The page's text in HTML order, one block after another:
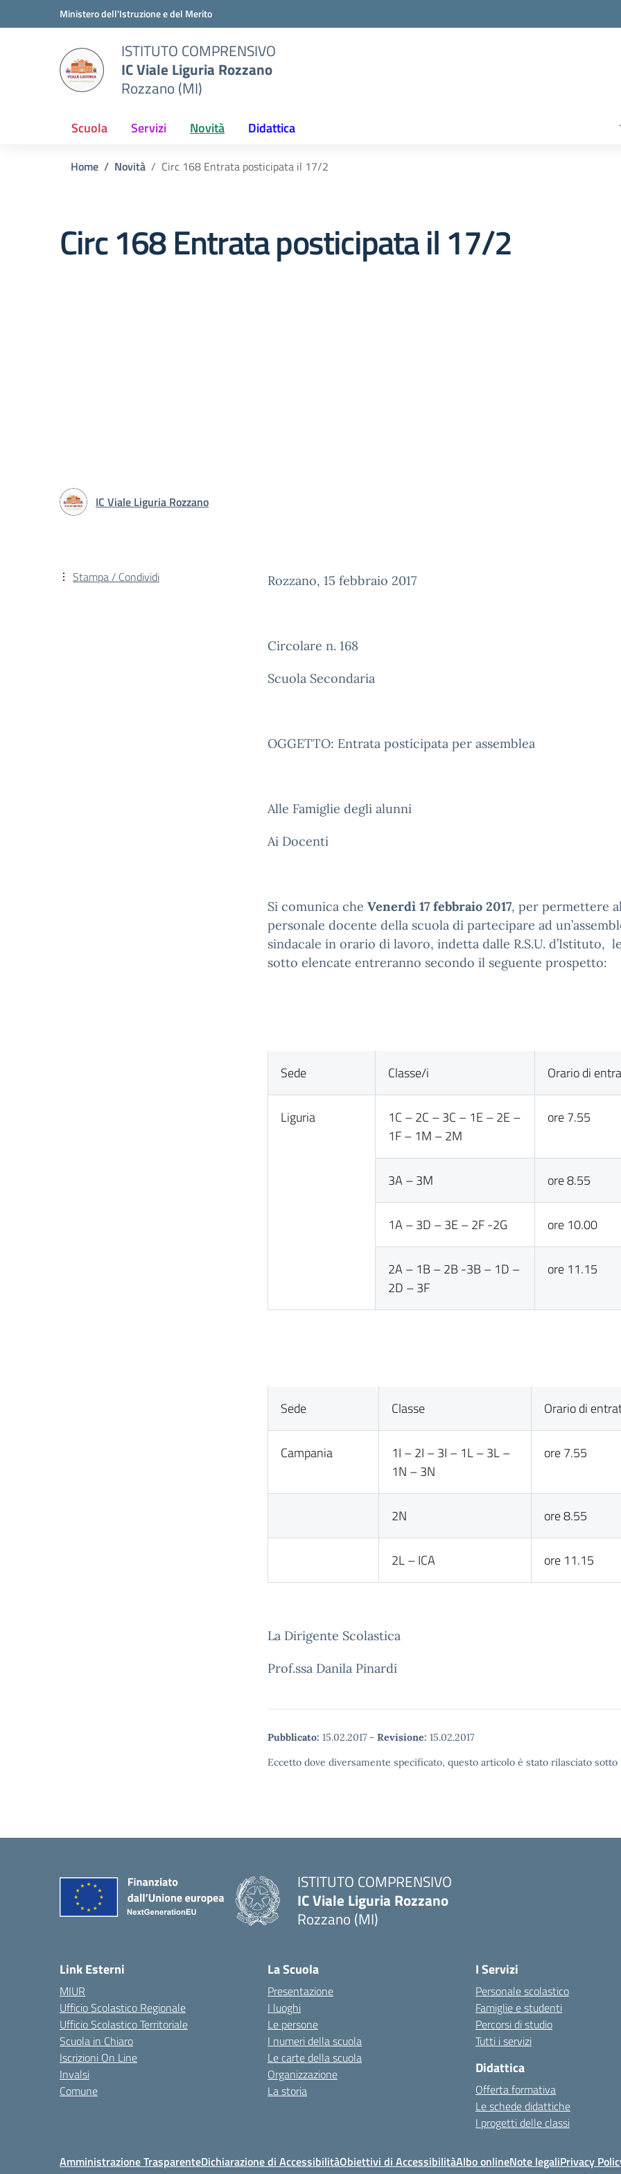
Vai ai contenuti
Vai al menu di navigazioneMinistero dell'Istruzione e del Merito
ISTITUTO COMPRENSIVO
IC Viale Liguria Rozzano
Rozzano (MI)
Scuola Servizi Novità Didattica
Home Novità Circ 168 Entrata posticipata il 17/2
Circ 168 Entrata posticipata il 17/2
IC Viale Liguria Rozzano
Rozzano, 15 febbraio 2017
Circolare n. 168
Scuola Secondaria
OGGETTO: Entrata posticipata per assemblea
Alle Famiglie degli alunni
Ai Docenti
Si comunica che Venerdì 17 febbraio 2017, per permettere
personale docente della scuola di partecipare ad
sindacale in orario di lavoro, indetta dalle R.S.U. d’Istituto,
sotto elencate entreranno secondo il seguente prospetto:
Sede Classe/i Orario di
Liguria
1C – 2C – 3C – 1E – 2E –
1F – 1M – 2M
ore 7.55
3A – 3M ore 8.55
1A – 3D – 3E – 2F -2G ore 10.00
2A – 1B – 2B -3B – 1D –
2D – 3F
ore 11.15
Sede Classe Orario di
Campania
1I – 2I – 3I – 1L – 3L –
1N – 3N
ore 7.55
2N ore 8.55
2L – ICA ore 11.15
La Dirigente Scolastica
Prof.ssa Danila Pinardi
Pubblicato: 15.02.2017 - Revisione: 15.02.2017
Eccetto dove diversamente specificato, questo articolo è stato rilasciato
Stampa / Condividi
ISTITUTO COMPRENSIVO
IC Viale Liguria Rozzano
Rozzano (MI)
Link Esterni
MIUR
Ufficio Scolastico Regionale
Ufficio Scolastico Territoriale
Scuola in Chiaro
Iscrizioni On Line
Invalsi
Comune
La Scuola
Presentazione
I luoghi
Le persone
I numeri della scuola
Le carte della scuola
Organizzazione
La storia
I Servizi
Personale scolastico
Famiglie e studenti
Percorsi di studio
Tutti i servizi
Didattica
Offerta formativa
Le schede didattiche
I progetti delle classi
Amministrazione TrasparenteDichiarazione di AccessibilitàObiettivi di AccessibilitàAlbo onlineNote legaliPrivacy